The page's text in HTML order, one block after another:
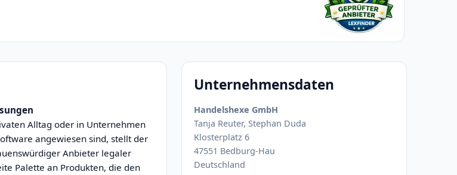
Alltag oder in Unternehmen
angewiesen sind, stellt der
Anbieter legaler
Palette an Produkten, die den
Unternehmensdaten
Handelshexe GmbH
Tanja Reuter, Stephan Duda
Klosterplatz 6
47551 Bedburg-Hau
Deutschland